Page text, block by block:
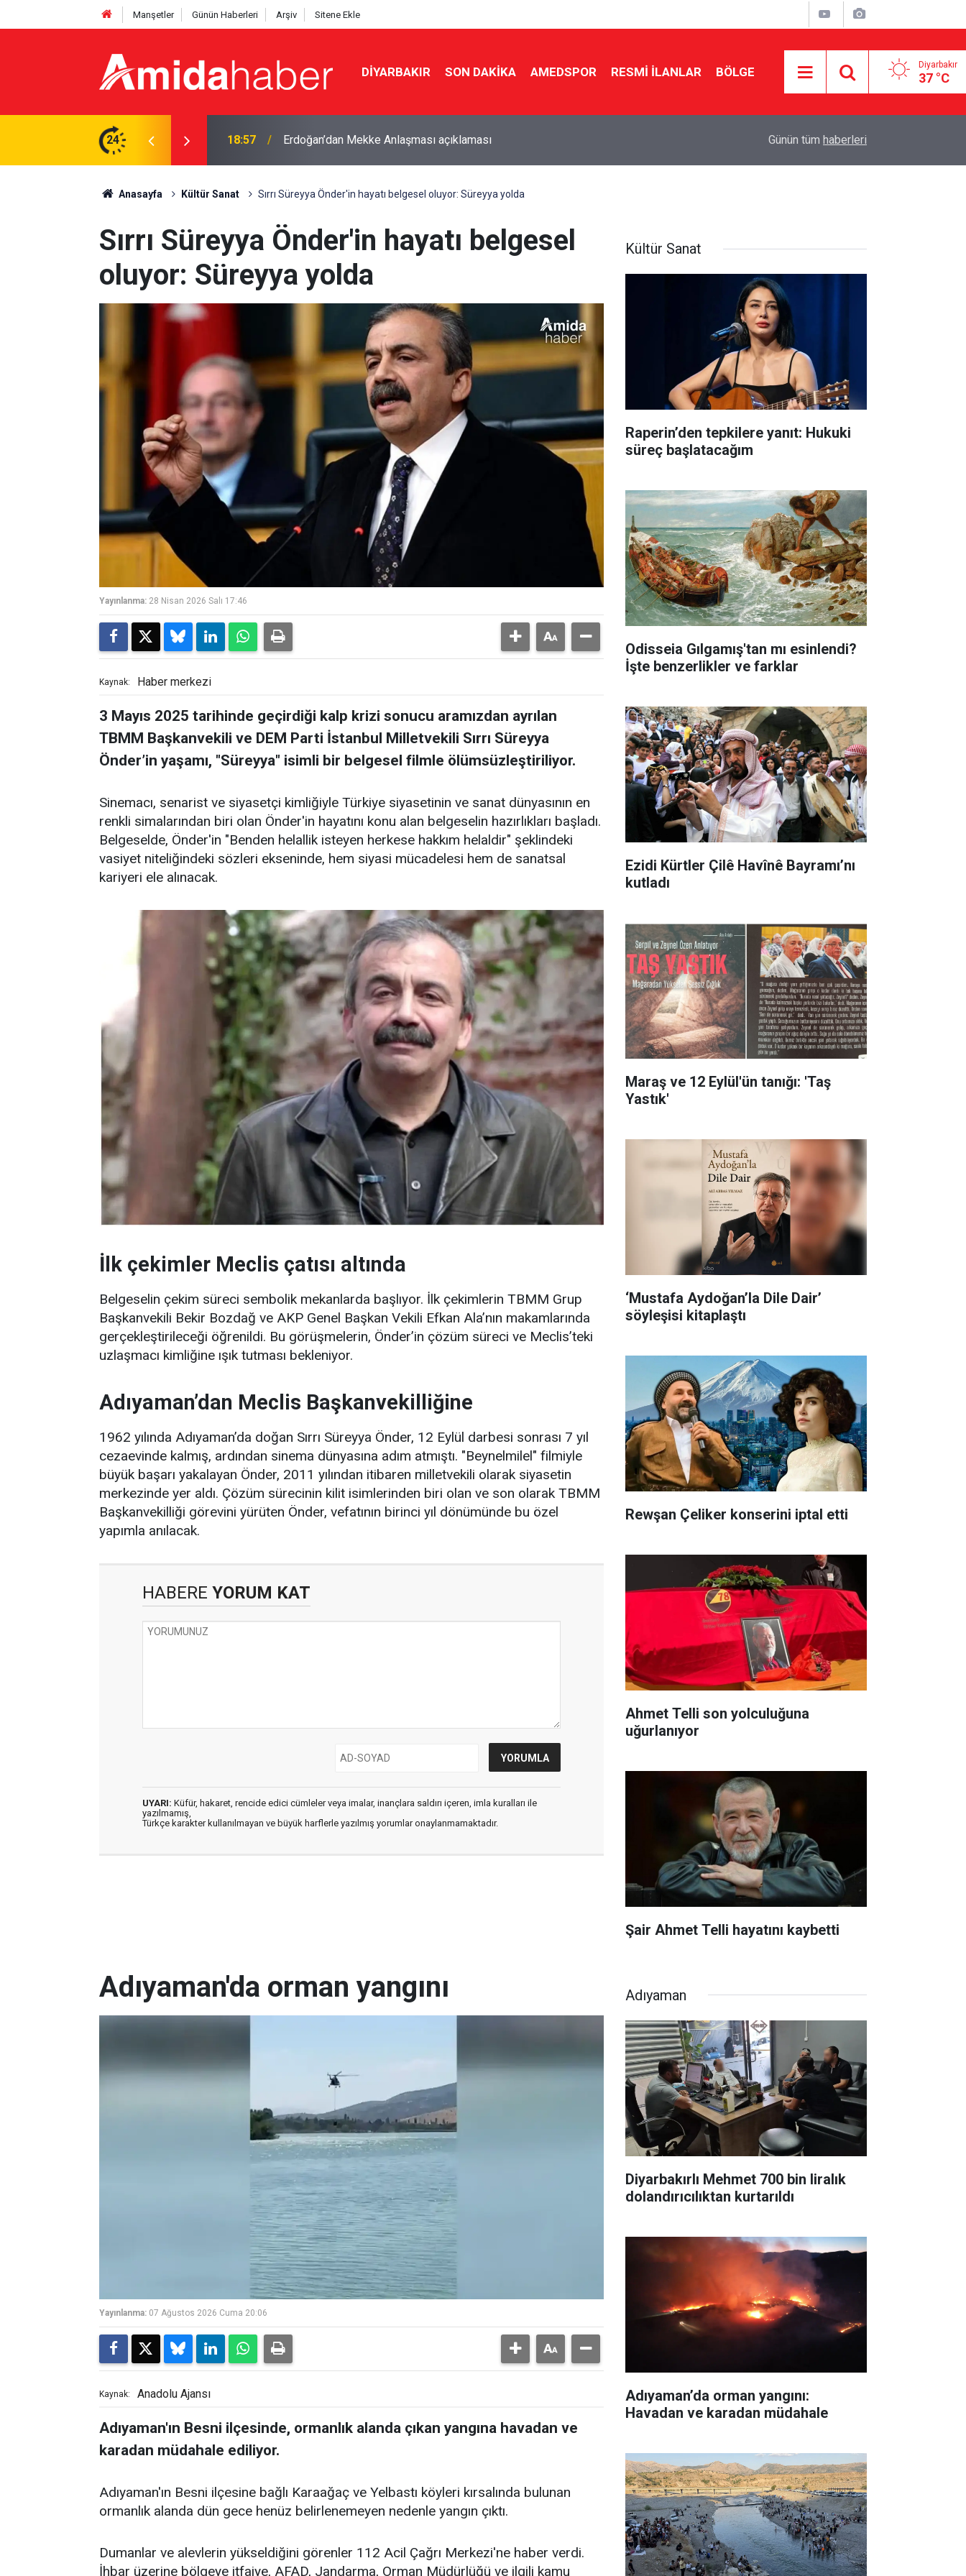
Manşetler Günün Haberleri Arşiv Sitene Ekle
DIYARBAKIR SON DAKIKA AMEDSPOR RESMI İLANLAR BÖLGE Diyarbakır
37 °C
24 18:18 Diyarbakır Valisi Zorluoğlu: Zehir tacirlerinin başlarını ezeceğiz Mardinspor ve Vanspor maçları TRT Kurdî’de
Günün tüm haberleri
Anasayfa Kültür Sanat Sırrı Süreyya Önder'in hayatı belgesel oluyor: Süreyya yolda
Sırrı Süreyya Önder'in hayatı belgesel
oluyor: Süreyya yolda
Yayınlanma: 28 Nisan 2026 Salı 17:46
Kaynak: Haber merkezi
3 Mayıs 2025 tarihinde geçirdiği kalp krizi sonucu aramızdan ayrılan
TBMM Başkanvekili ve DEM Parti İstanbul Milletvekili Sırrı Süreyya
Önder’in yaşamı, "Süreyya" isimli bir belgesel filmle ölümsüzleştiriliyor.
Sinemacı, senarist ve siyasetçi kimliğiyle Türkiye siyasetinin ve sanat dünyasının en
renkli simalarından biri olan Önder'in hayatını konu alan belgeselin hazırlıkları başladı.
Belgeselde, Önder'in "Benden helallik isteyen herkese hakkım helaldir" şeklindeki
vasiyet niteliğindeki sözleri ekseninde, hem siyasi mücadelesi hem de sanatsal
kariyeri ele alınacak.
İlk çekimler Meclis çatısı altında
Belgeselin çekim süreci sembolik mekanlarda başlıyor. İlk çekimlerin TBMM Grup
Başkanvekili Bekir Bozdağ ve AKP Genel Başkan Vekili Efkan Ala’nın makamlarında
gerçekleştirileceği öğrenildi. Bu görüşmelerin, Önder’in çözüm süreci ve Meclis’teki
uzlaşmacı kimliğine ışık tutması bekleniyor.
Adıyaman’dan Meclis Başkanvekilliğine
1962 yılında Adıyaman’da doğan Sırrı Süreyya Önder, 12 Eylül darbesi sonrası 7 yıl
cezaevinde kalmış, ardından sinema dünyasına adım atmıştı. "Beynelmilel" filmiyle
büyük başarı yakalayan Önder, 2011 yılından itibaren milletvekili olarak siyasetin
merkezinde yer aldı. Çözüm sürecinin kilit isimlerinden biri olan ve son olarak TBMM
Başkanvekilliği görevini yürüten Önder, vefatının birinci yıl dönümünde bu özel
yapımla anılacak.
HABERE YORUM KAT
UYARI: Küfür, hakaret, rencide edici cümleler veya imalar, inançlara saldırı içeren, imla kuralları ile
yazılmamış,
Türkçe karakter kullanılmayan ve büyük harflerle yazılmış yorumlar onaylanmamaktadır.
Kültür Sanat
Raperin’den tepkilere yanıt: Hukuki
süreç başlatacağım
Odisseia Gılgamış'tan mı esinlendi?
İşte benzerlikler ve farklar
Ezidi Kürtler Çilê Havînê Bayramı’nı
kutladı
Maraş ve 12 Eylül'ün tanığı: 'Taş
Yastık'
‘Mustafa Aydoğan’la Dile Dair’
söyleşisi kitaplaştı
Rewşan Çeliker konserini iptal etti
Ahmet Telli son yolculuğuna
uğurlanıyor
Şair Ahmet Telli hayatını kaybetti
Adıyaman'da orman yangını
Yayınlanma: 07 Ağustos 2026 Cuma 20:06
Kaynak: Anadolu Ajansı
Adıyaman'ın Besni ilçesinde, ormanlık alanda çıkan yangına havadan ve
karadan müdahale ediliyor.
Adıyaman'ın Besni ilçesine bağlı Karaağaç ve Yelbastı köyleri kırsalında bulunan
ormanlık alanda dün gece henüz belirlenemeyen nedenle yangın çıktı.
Dumanlar ve alevlerin yükseldiğini görenler 112 Acil Çağrı Merkezi'ne haber verdi.
İhbar üzerine bölgeye itfaiye, AFAD, Jandarma, Orman Müdürlüğü ve ilgili kamu
Adıyaman
Diyarbakırlı Mehmet 700 bin liralık
dolandırıcılıktan kurtarıldı
Adıyaman’da orman yangını:
Havadan ve karadan müdahale